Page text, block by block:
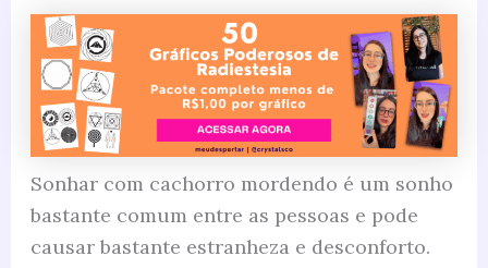
Sonhar com cachorro mordendo é um sonho
bastante comum entre as pessoas e pode
causar bastante estranheza e desconforto.